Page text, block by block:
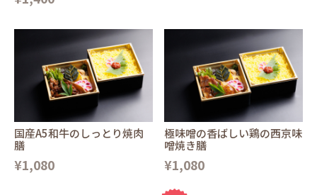
国産A5和牛のしっとり焼肉
膳
¥1,080
極味噌の香ばしい鶏の西京味
噌焼き膳
¥1,080